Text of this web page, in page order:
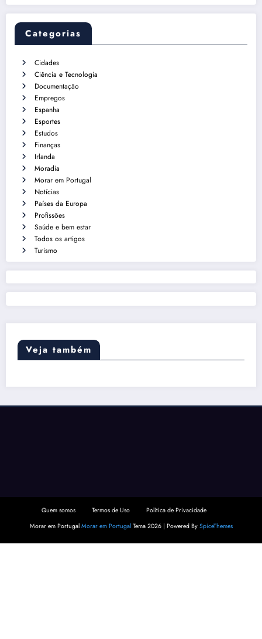
Categorias
Cidades
Ciência e Tecnologia
Documentação
Empregos
Espanha
Esportes
Estudos
Finanças
Irlanda
Moradia
Morar em Portugal
Notícias
Países da Europa
Profissões
Saúde e bem estar
Todos os artigos
Turismo
Veja também
Quem somos Termos de Uso
Política de Privacidade
Morar em Portugal Morar em PortugalTema 2026 | Powered By SpiceThemes